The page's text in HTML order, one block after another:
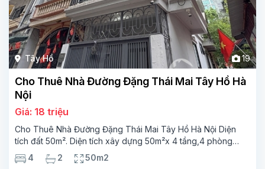
Tây Hồ 19
Cho Thuê Nhà Đường Đặng Thái Mai Tây Hồ Hà
Nội
Giá: 18 triệu
Cho Thuê Nhà Đường Đặng Thái Mai Tây Hồ Hà Nội Diện
tích đất 50m². Diện tích xây dựng 50m²x 4 tầng,4 phòng
ngủ, 2 phòng tăm Tầng 1–1 phòng khách phòng bếp,wc
Tầng 2- 2 phòng ngủ ,1 phòng tắm Tầng 3 -2 phòng
4 2 50m2